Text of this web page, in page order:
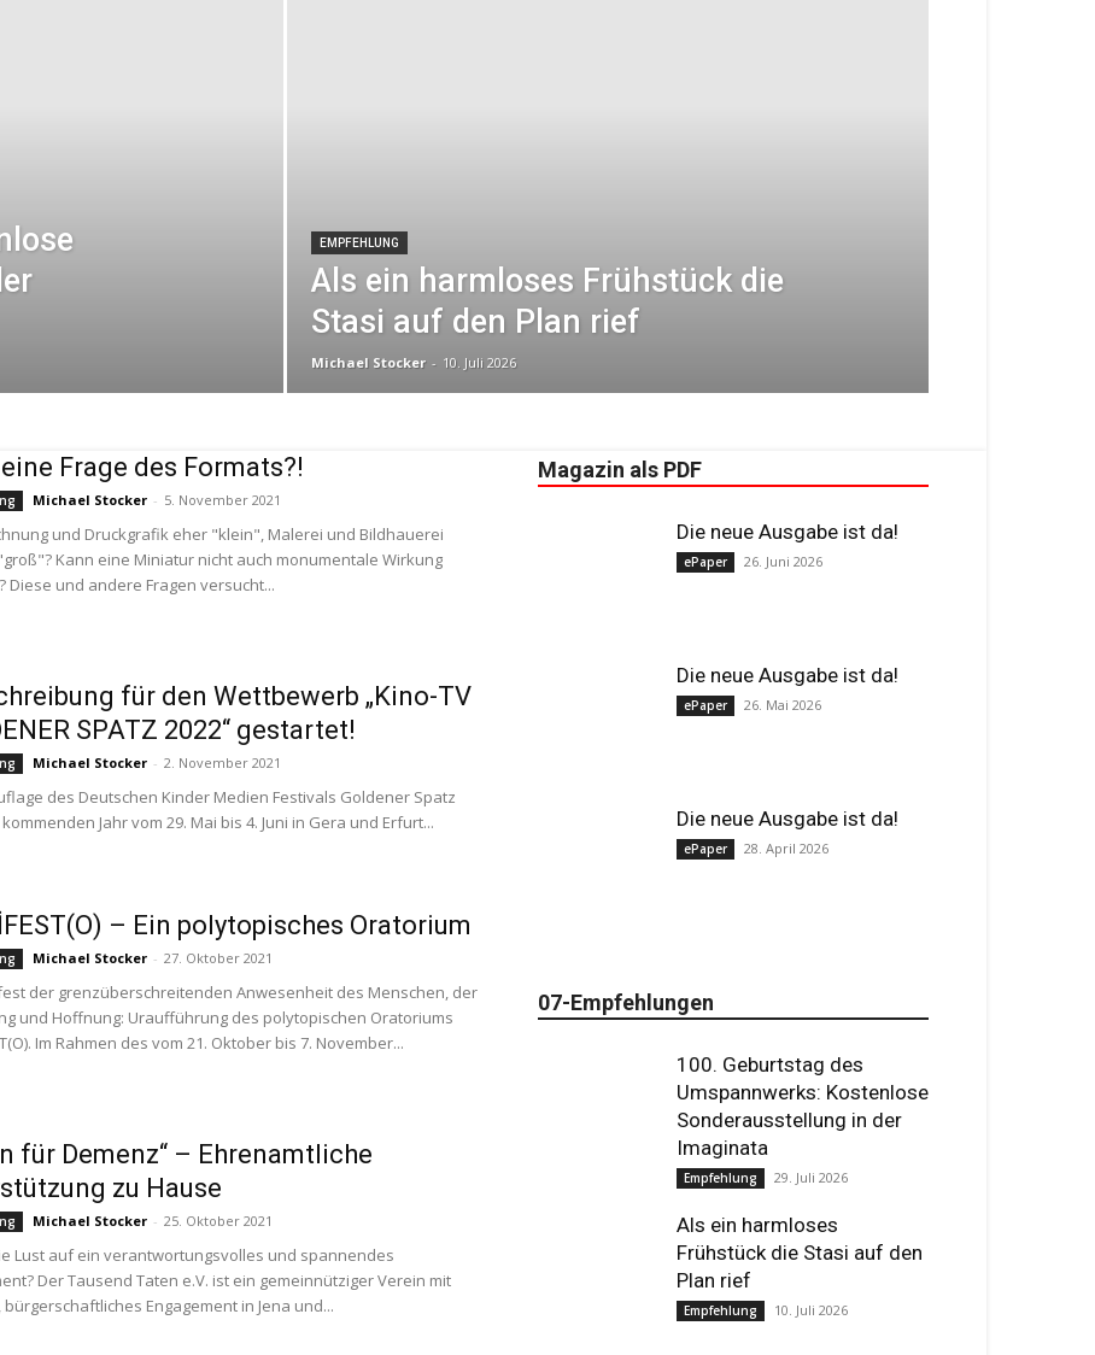
EMPFEHLUNG
Als ein harmloses Frühstück die
Stasi auf den Plan rief
Michael Stocker - 10. Juli 2026
Frage des Formats?!
Michael Stocker - 5. November 2021
und Druckgrafik eher "klein", Malerei und Bildhauerei
Kann eine Miniatur nicht auch monumentale Wirkung
Diese und andere Fragen versucht...
für den Wettbewerb „Kino-TV
SPATZ 2022“ gestartet!
Michael Stocker - 2. November 2021
des Deutschen Kinder Medien Festivals Goldener Spatz
Jahr vom 29. Mai bis 4. Juni in Gera und Erfurt...
– Ein polytopisches Oratorium
Michael Stocker - 27. Oktober 2021
der grenzüberschreitenden Anwesenheit des Menschen, der
und Hoffnung: Uraufführung des polytopischen Oratoriums
Im Rahmen des vom 21. Oktober bis 7. November...
für Demenz“ – Ehrenamtliche
zu Hause
Michael Stocker - 25. Oktober 2021
Lust auf ein verantwortungsvolles und spannendes
Der Tausend Taten e.V. ist ein gemeinnütziger Verein mit
bürgerschaftliches Engagement in Jena und...
Magazin als PDF
Die neue Ausgabe ist da!
ePaper 26. Juni 2026
Die neue Ausgabe ist da!
ePaper 26. Mai 2026
Die neue Ausgabe ist da!
ePaper 28. April 2026
07-Empfehlungen
100. Geburtstag des
Umspannwerks: Kostenlose
Sonderausstellung in der
Imaginata
Empfehlung 29. Juli 2026
Als ein harmloses
Frühstück die Stasi auf den
Plan rief
Empfehlung 10. Juli 2026